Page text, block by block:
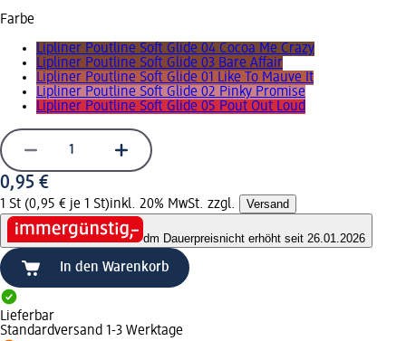
Farbe
Lipliner Poutline Soft Glide 04 Cocoa Me Crazy
Lipliner Poutline Soft Glide 03 Bare Affair
Lipliner Poutline Soft Glide 01 Like To Mauve It
Lipliner Poutline Soft Glide 02 Pinky Promise
Lipliner Poutline Soft Glide 05 Pout Out Loud
0,95 €
1 St (0,95 € je 1 St)inkl. 20% MwSt. zzgl. Versand
dm Dauerpreisnicht erhöht seit 26.01.2026
In den Warenkorb
Lieferbar
Standardversand 1-3 Werktage